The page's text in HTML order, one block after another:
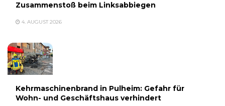
Zusammenstoß beim Linksabbiegen
4. AUGUST 2026
Kehrmaschinenbrand in Pulheim: Gefahr für
Wohn- und Geschäftshaus verhindert